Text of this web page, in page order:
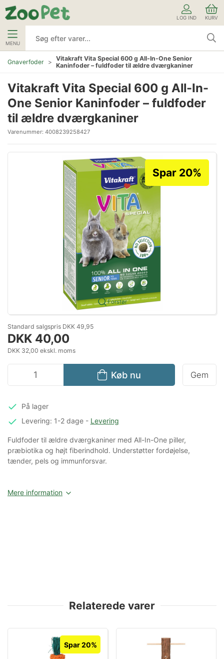
LOG IND KURV
MENU
Gnaverfoder
Vitakraft Vita Special 600 g All-In-One Senior
Kaninfoder – fuldfoder til ældre dværgkaniner
Vitakraft Vita Special 600 g All-In-
One Senior Kaninfoder – fuldfoder
til ældre dværgkaniner
Varenummer: 4008239258427
Forstør
Spar 20%
Standard salgspris DKK 49,95
DKK 40,00
DKK 32,00 ekskl. moms
Køb nu Gem
På lager
Levering: 1-2 dage- Levering
Fuldfoder til ældre dværgkaniner med All-In-One piller,
præbiotika og højt fiberindhold. Understøtter fordøjelse,
tænder, pels og immunforsvar.
Mere information
Relaterede varer
Spar 20%